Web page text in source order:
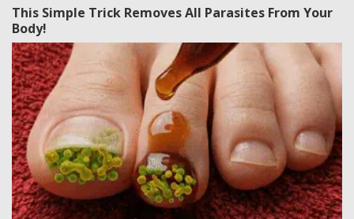
This Simple Trick Removes All Parasites From Your
Body!